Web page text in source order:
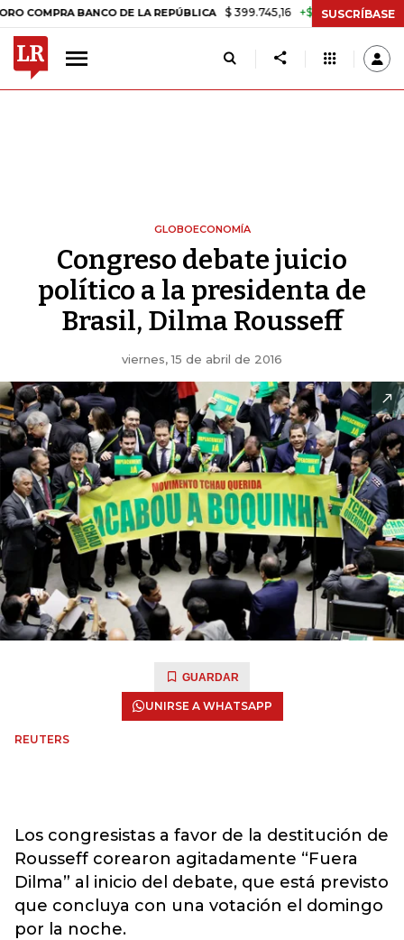
BANCO DE LA REPÚBLICA $ 399.745,16 +$ 2.295,71 +0,58%
SUSCRÍBASE
GLOBOECONOMÍA
Congreso debate juicio
político a la presidenta de
Brasil, Dilma Rousseff
viernes, 15 de abril de 2016
GUARDAR
UNIRSE A WHATSAPP
REUTERS
Los congresistas a favor de la destitución de
Rousseff corearon agitadamente “Fuera
Dilma” al inicio del debate, que está previsto
que concluya con una votación el domingo
por la noche.